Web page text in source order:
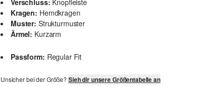
Verschluss: Knopfleiste
Kragen: Hemdkragen
Muster: Strukturmuster
Ärmel: Kurzarm
Passform: Regular Fit
Unsicher bei der Größe? Sieh dir unsere Größentabelle an